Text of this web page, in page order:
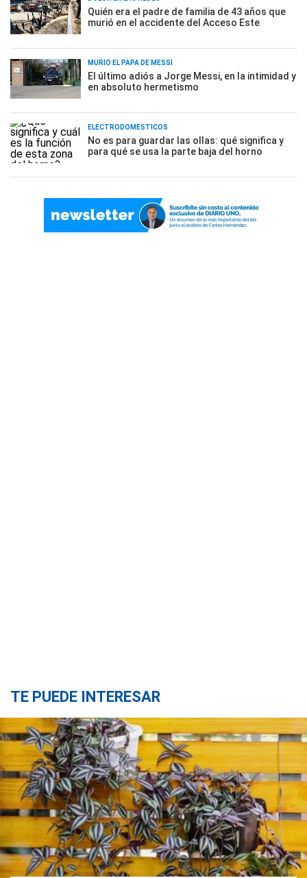
Quién era el padre de familia de 43 años que
murió en el accidente del Acceso Este
MURIÓ EL PAPÁ DE MESSI
El último adiós a Jorge Messi, en la intimidad y
en absoluto hermetismo
ELECTRODOMÉSTICOS
No es para guardar las ollas: qué significa y
para qué se usa la parte baja del horno
TE PUEDE INTERESAR